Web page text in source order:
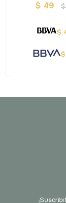
$ 49 $
$
$